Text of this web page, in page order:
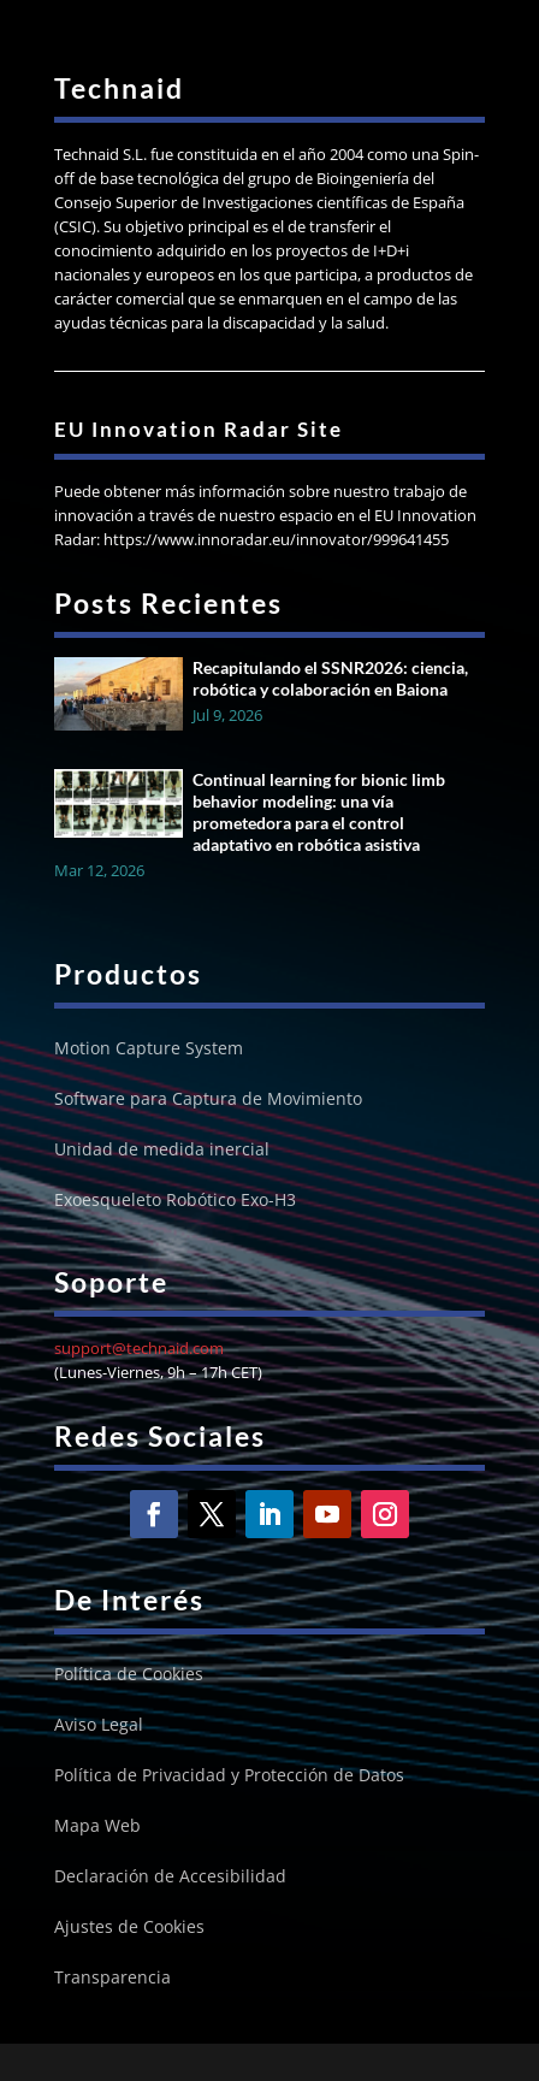
Technaid
Technaid S.L. fue constituida en el año 2004 como una Spin-
off de base tecnológica del grupo de Bioingeniería del
Consejo Superior de Investigaciones científicas de España
(CSIC). Su objetivo principal es el de transferir el
conocimiento adquirido en los proyectos de I+D+i
nacionales y europeos en los que participa, a productos de
carácter comercial que se enmarquen en el campo de las
ayudas técnicas para la discapacidad y la salud.
EU Innovation Radar Site
Puede obtener más información sobre nuestro trabajo de
innovación a través de nuestro espacio en el EU Innovation
Radar: https://www.innoradar.eu/innovator/999641455
Posts Recientes
Recapitulando el SSNR2026: ciencia,
robótica y colaboración en Baiona
Jul 9, 2026
Continual learning for bionic limb
behavior modeling: una vía
prometedora para el control
adaptativo en robótica asistiva
Mar 12, 2026
Productos
Motion Capture System
Software para Captura de Movimiento
Unidad de medida inercial
Exoesqueleto Robótico Exo-H3
Soporte
support@technaid.com
(Lunes-Viernes, 9h – 17h CET)
Redes Sociales
De Interés
Política de Cookies
Aviso Legal
Política de Privacidad y Protección de Datos
Mapa Web
Declaración de Accesibilidad
Ajustes de Cookies
Transparencia